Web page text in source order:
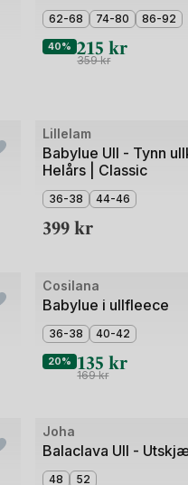
av62-68 74-80 86-92
40% 215kr
359kr
Bilde
av
5
Lillelam
Babylue Ull - Tynn
Helårs | Classic
36-38 44-46
399kr
Bilde
av
Cosilana
Babylue i ullfleece
36-38 40-42
20% 135kr
169kr
Outlet
Bilde
av
Joha
Balaclava Ull -
48 52